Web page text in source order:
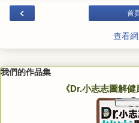
‹ 首
查看
我們的作品集
《Dr.小志志圖解